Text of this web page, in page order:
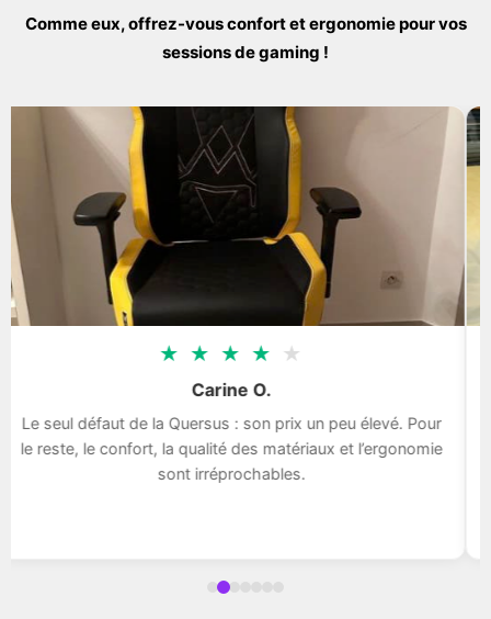
Comme eux, offrez-vous confort et ergonomie pour vos
sessions de gaming !
★ ★ ★ ★ ★
Carine O.
Le seul défaut de la Quersus : son prix un peu élevé. Pour
le reste, le confort, la qualité des matériaux et l’ergonomie
sont irréprochables.